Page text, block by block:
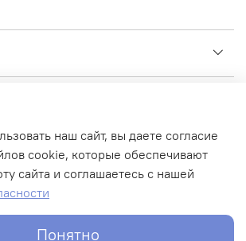
на inSales
Flaticon,ICONS8, Unsplash,Fusion
,Flickr
наш сайт, вы даете согласие
cookie, которые обеспечивают
сайта и соглашаетесь с нашей
Понятно